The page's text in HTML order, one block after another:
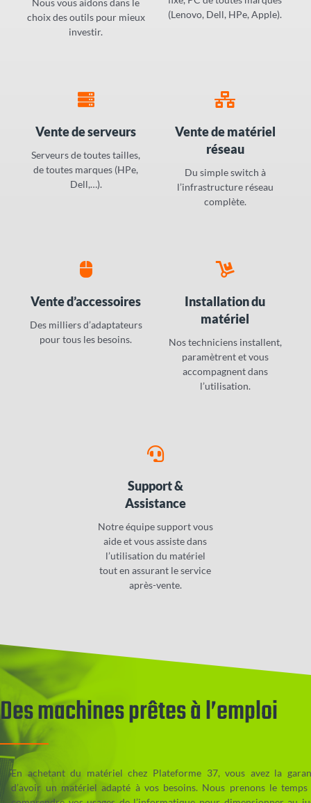
choix des outils pour mieux
investir.
(Lenovo, Dell, HPe, Apple).
Vente de serveurs
Serveurs de toutes tailles,
de toutes marques (HPe,
Dell,…).
Vente de matériel
réseau
Du simple switch à
l’infrastructure réseau
complète.
Vente d’accessoires
Des milliers d’adaptateurs
pour tous les besoins.
Installation du
matériel
Nos techniciens installent,
paramètrent et vous
accompagnent dans
l’utilisation.
Support &
Assistance
Notre équipe support vous
aide et vous assiste dans
l’utilisation du matériel
tout en assurant le service
après-vente.
Des machines prêtes à l’emploi
En achetant du matériel chez Plateforme 37, vous avez la
d’avoir un matériel adapté à vos besoins. Nous prenons le temps